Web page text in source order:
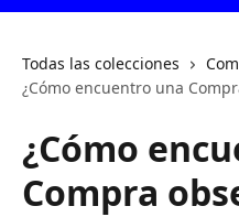
Todas las colecciones
¿Cómo encuentro una
¿Cómo
Compra